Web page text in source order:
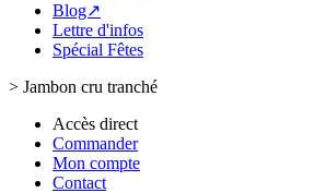
Blog↗
Lettre d'infos
Spécial Fêtes
> Jambon cru tranché
Accès direct
Commander
Mon compte
Contact